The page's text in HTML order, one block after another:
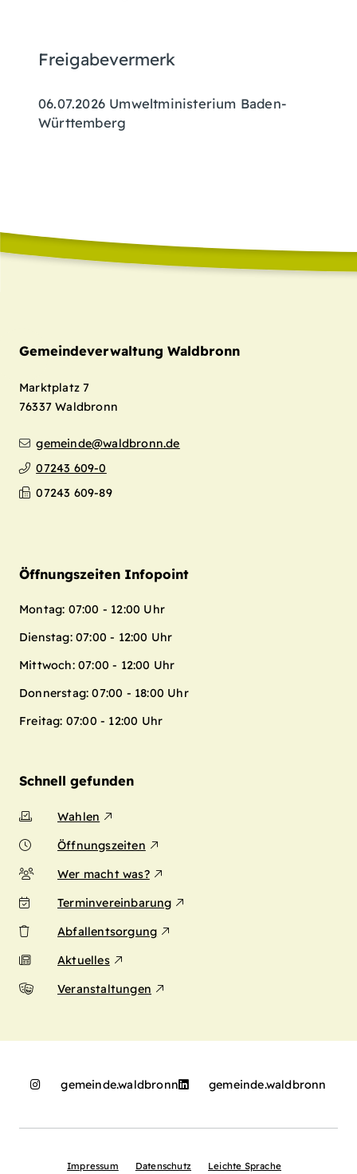
Freigabevermerk
06.07.2026 Umweltministerium Baden-
Württemberg
Gemeindeverwaltung Waldbronn
Marktplatz 7
76337 Waldbronn
gemeinde@waldbronn.de
07243 609-0
07243 609-89
Öffnungszeiten Infopoint
Montag: 07:00 - 12:00 Uhr
Dienstag: 07:00 - 12:00 Uhr
Mittwoch: 07:00 - 12:00 Uhr
Donnerstag: 07:00 - 18:00 Uhr
Freitag: 07:00 - 12:00 Uhr
Schnell gefunden
Wahlen
Öffnungszeiten
Wer macht was?
Terminvereinbarung
Abfallentsorgung
Aktuelles
Veranstaltungen
gemeinde.waldbronn gemeinde.waldbronn
Impressum Datenschutz Leichte Sprache